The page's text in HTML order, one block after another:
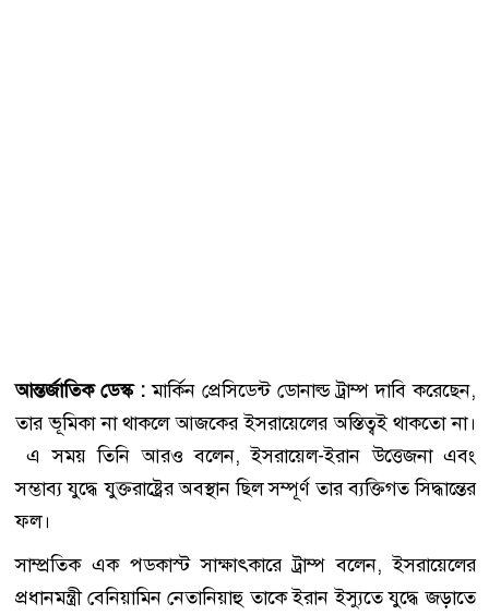
আন্তর্জাতিক ডেস্ক :মার্কিন প্রেসিডেন্ট ডোনাল্ড ট্রাম্প দাবি করেছেন,
তার ভূমিকা না থাকলে আজকের ইসরায়েলের অস্তিত্বই থাকতো না।
এ সময় তিনি আরও বলেন, ইসরায়েল-ইরান উত্তেজনা এবং
সম্ভাব্য যুদ্ধে যুক্তরাষ্ট্রের অবস্থান ছিল সম্পূর্ণ তার ব্যক্তিগত সিদ্ধান্তের
ফল।
সাম্প্রতিক এক পডকাস্ট সাক্ষাৎকারে ট্রাম্প বলেন, ইসরায়েলের
প্রধানমন্ত্রী বেনিয়ামিন নেতানিয়াহু তাকে ইরান ইস্যুতে যুদ্ধে জড়াতে